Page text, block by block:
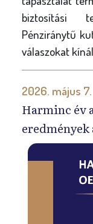
biztosítási
Pénziránytű
válaszokat
2026. május 7.
Harminc év